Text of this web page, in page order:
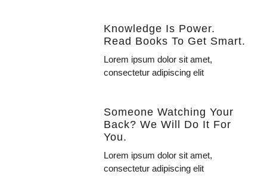
Knowledge Is Power.
Read Books To Get Smart.
Lorem ipsum dolor sit amet,
consectetur adipiscing elit
Someone Watching Your
Back? We Will Do It For
You.
Lorem ipsum dolor sit amet,
consectetur adipiscing elit